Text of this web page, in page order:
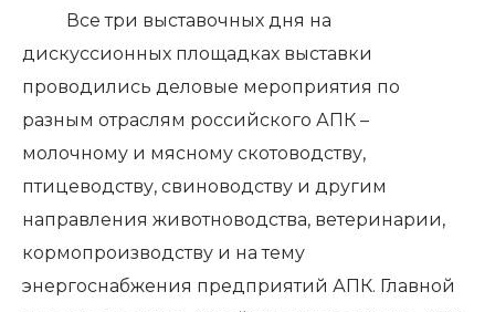
Все три выставочных дня на
дискуссионных площадках выставки
проводились деловые мероприятия по
разным отраслям российского АПК –
молочному и мясному скотоводству,
птицеводству, свиноводству и другим
направления животноводства, ветеринарии,
кормопроизводству и на тему
энергоснабжения предприятий АПК. Главной